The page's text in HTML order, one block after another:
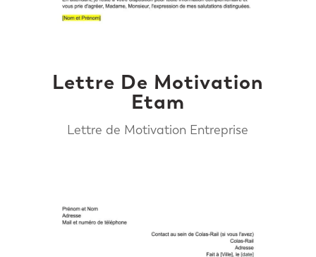
Lettre De Motivation
Etam
Lettre de Motivation Entreprise